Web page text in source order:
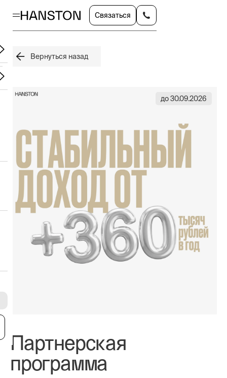
Связаться
Вернуться назад
Партнерская
программа
до 30.09.2026